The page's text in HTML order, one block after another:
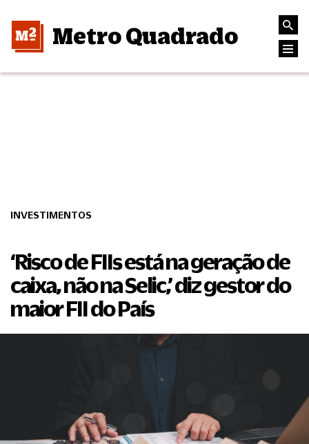
Metro Quadrado
INVESTIMENTOS
‘Risco de FIIs está na geração de
caixa, não na Selic,’ diz gestor do
maior FII do País